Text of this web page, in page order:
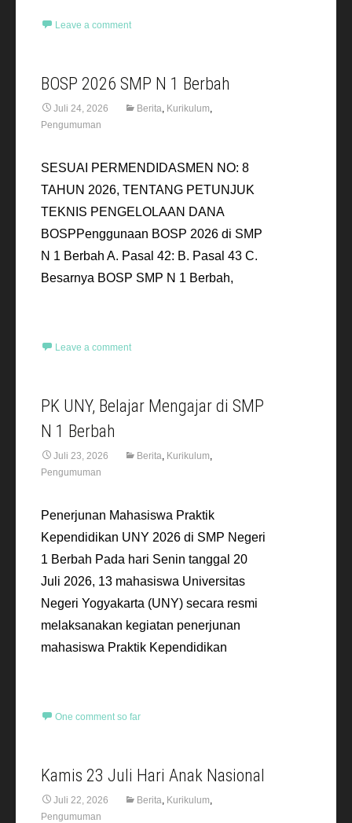
Leave a comment
BOSP 2026 SMP N 1 Berbah
Juli 24, 2026 Berita, Kurikulum,
Pengumuman
SESUAI PERMENDIDASMEN NO: 8
TAHUN 2026, TENTANG PETUNJUK
TEKNIS PENGELOLAAN DANA
BOSPPenggunaan BOSP 2026 di SMP
N 1 Berbah A. Pasal 42: B. Pasal 43 C.
Besarnya BOSP SMP N 1 Berbah,
Leave a comment
PK UNY, Belajar Mengajar di SMP
N 1 Berbah
Juli 23, 2026 Berita, Kurikulum,
Pengumuman
Penerjunan Mahasiswa Praktik
Kependidikan UNY 2026 di SMP Negeri
1 Berbah Pada hari Senin tanggal 20
Juli 2026, 13 mahasiswa Universitas
Negeri Yogyakarta (UNY) secara resmi
melaksanakan kegiatan penerjunan
mahasiswa Praktik Kependidikan
One comment so far
Kamis 23 Juli Hari Anak Nasional
Juli 22, 2026 Berita, Kurikulum,
Pengumuman